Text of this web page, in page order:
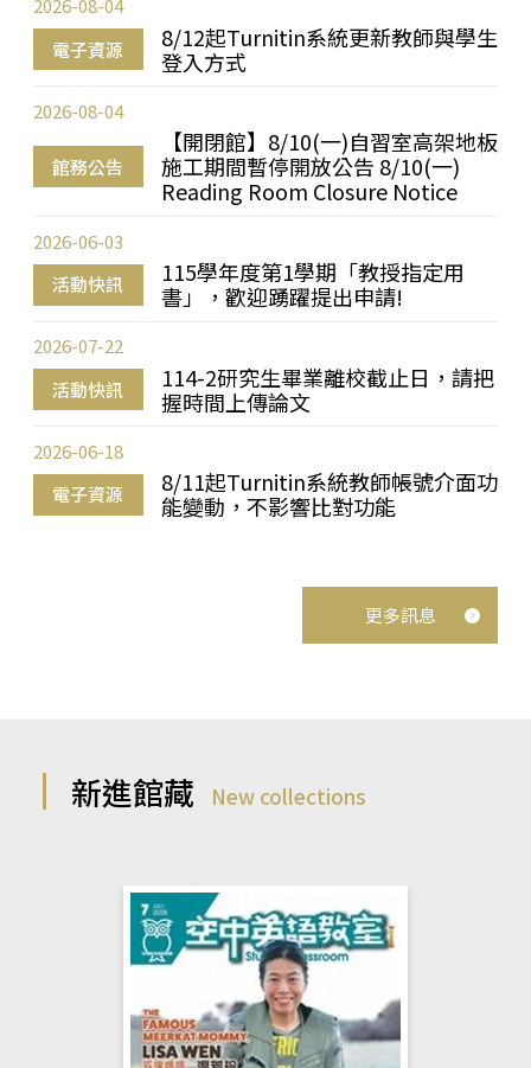
電子資源
8/12起Turnitin系統更新教師與學生
登入方式
2026-08-04
館務公告
【開閉館】8/10(一)自習室高架地板
施工期間暫停開放公告 8/10(一)
Reading Room Closure Notice
2026-08-04
活動快訊
115學年度第1學期「教授指定用
書」，歡迎踴躍提出申請!
2026-06-03
活動快訊
114-2研究生畢業離校截止日，請把
握時間上傳論文
2026-07-22
電子資源
8/11起Turnitin系統教師帳號介面功
能變動，不影響比對功能
2026-06-18
更多訊息
新進館藏 New collections